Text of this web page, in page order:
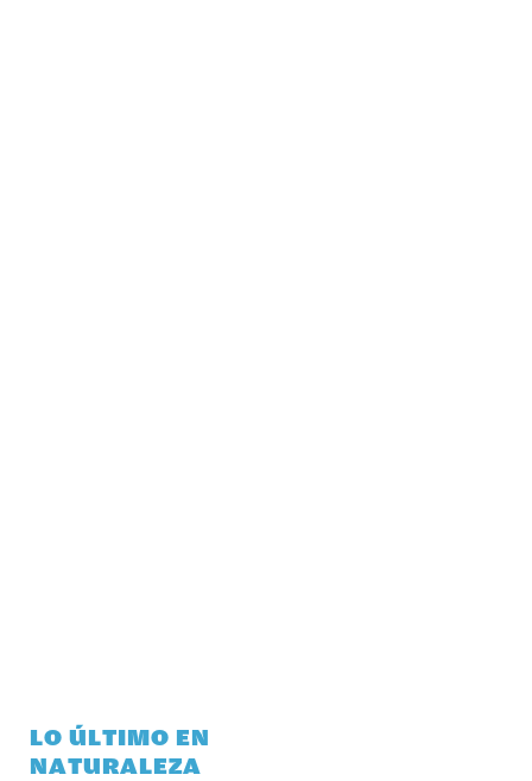
LO ÚLTIMO EN
NATURALEZA